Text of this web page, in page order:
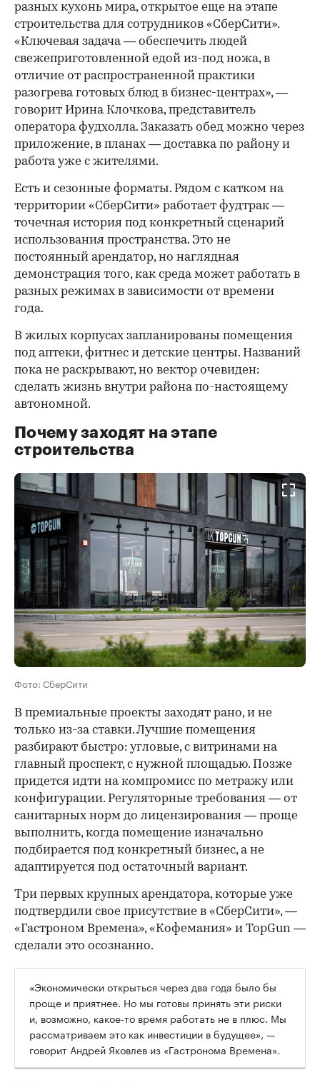
разных кухонь мира, открытое еще на этапе
строительства для сотрудников «СберСити».
«Ключевая задача — обеспечить людей
свежеприготовленной едой из-под ножа, в
отличие от распространенной практики
разогрева готовых блюд в бизнес-центрах», —
говорит Ирина Клочкова, представитель
оператора фудхолла. Заказать обед можно через
приложение, в планах — доставка по району и
работа уже с жителями.
Есть и сезонные форматы. Рядом с катком на
территории «СберСити» работает фудтрак —
точечная история под конкретный сценарий
использования пространства. Это не
постоянный арендатор, но наглядная
демонстрация того, как среда может работать в
разных режимах в зависимости от времени
года.
В жилых корпусах запланированы помещения
под аптеки, фитнес и детские центры. Названий
пока не раскрывают, но вектор очевиден:
сделать жизнь внутри района по-настоящему
автономной.
Почему заходят на этапе
строительства
Фото: СберСити
В премиальные проекты заходят рано, и не
только из-за ставки. Лучшие помещения
разбирают быстро: угловые, с витринами на
главный проспект, с нужной площадью. Позже
придется идти на компромисс по метражу или
конфигурации. Регуляторные требования — от
санитарных норм до лицензирования — проще
выполнить, когда помещение изначально
подбирается под конкретный бизнес, а не
адаптируется под остаточный вариант.
Три первых крупных арендатора, которые уже
подтвердили свое присутствие в «СберСити», —
«Гастроном Времена», «Кофемания» и TopGun —
сделали это осознанно.
«Экономически открыться через два года было бы
проще и приятнее. Но мы готовы принять эти риски
и, возможно, какое-то время работать не в плюс. Мы
рассматриваем это как инвестиции в будущее», —
говорит Андрей Яковлев из «Гастронома Времена».